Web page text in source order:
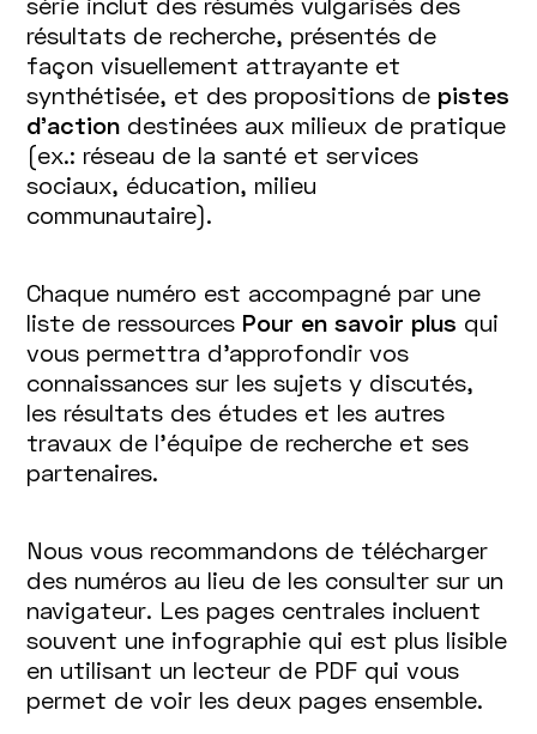
résultats de recherche, présentés de
façon visuellement attrayante et
synthétisée, et des propositions de pistes
d'action destinées aux milieux de pratique
(ex.: réseau de la santé et services
sociaux, éducation, milieu
communautaire).
Chaque numéro est accompagné par une
liste de ressources Pour en savoir plus qui
vous permettra d'approfondir vos
connaissances sur les sujets y discutés,
les résultats des études et les autres
travaux de l'équipe de recherche et ses
partenaires.
Nous vous recommandons de télécharger
des numéros au lieu de les consulter sur un
navigateur. Les pages centrales incluent
souvent une infographie qui est plus lisible
en utilisant un lecteur de PDF qui vous
permet de voir les deux pages ensemble.